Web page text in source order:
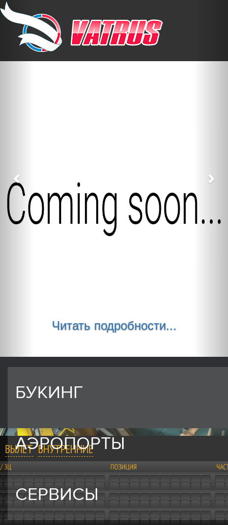
Читать подробности...
БУКИНГ
АЭРОПОРТЫ
СЕРВИСЫ
ВЫЛЕТ ВНУТРЕННИЕ